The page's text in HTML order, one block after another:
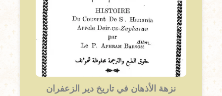
نزهة الأذهان في تاريخ دير الزعفران